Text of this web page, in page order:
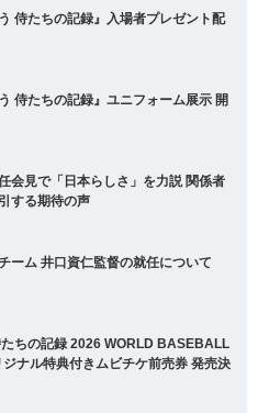
侍たちの記録』入場者プレゼント配
侍たちの記録』ユニフォーム展示 開
会見で「日本らしさ」を力説 関係者
する期待の声
ーム 井口資仁監督の就任について
たちの記録 2026 WORLD BASEBALL
ナル特典付きムビチケ前売券 発売決